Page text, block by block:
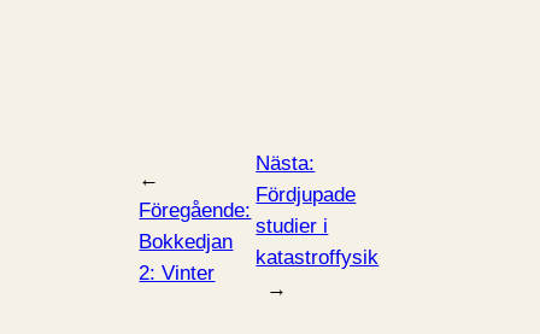
←
Föregående:
Bokkedjan
2: Vinter
Nästa:
Fördjupade
studier i
katastroffysik
→